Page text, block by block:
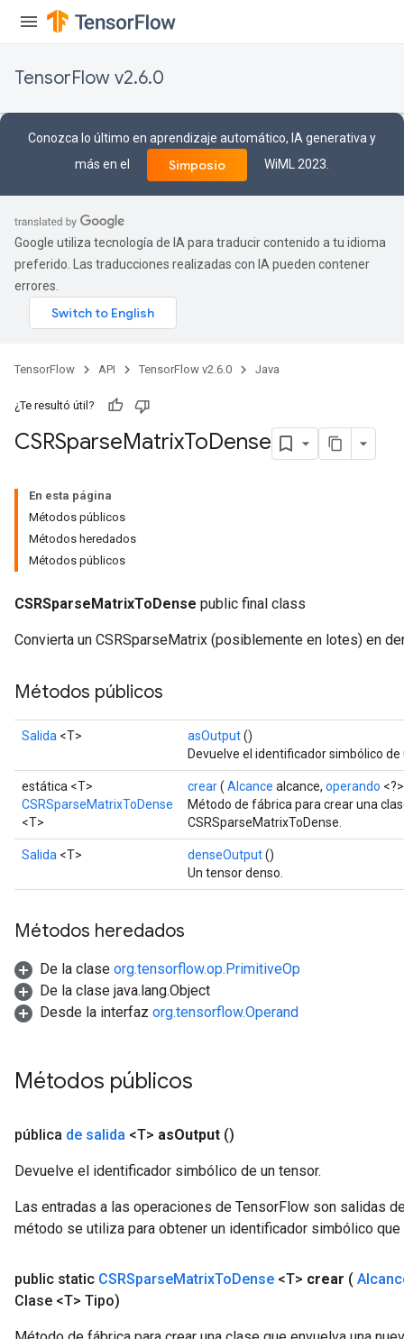
TensorFlow v2.6.0
Conozca lo último en aprendizaje automático, IA generativa y
más en el
Simposio WiML 2023.
Google utiliza tecnología de IA para traducir contenido a tu idioma
preferido. Las traducciones realizadas con IA pueden contener
errores.
TensorFlow API TensorFlow v2.6.0 Java
¿Te resultó útil?
CSRSparseMatrixToDense
En esta página
Métodos públicos
Métodos heredados
Métodos públicos
CSRSparseMatrixToDense public final class
Convierta un CSRSparseMatrix (posiblemente en lotes) en
Métodos públicos
Salida <T> asOutput()
Devuelve el identificador simbólico de
estática <T>
CSRSparseMatrixToDense
<T>
crear( Alcance alcance, operando
Método de fábrica para crear una
CSRSparseMatrixToDense.
Salida <T> denseOutput()
Un tensor denso.
Métodos heredados
De la clase org.tensorflow.op.PrimitiveOp
De la clase java.lang.Object
Desde la interfaz org.tensorflow.Operand
Métodos públicos
pública de salida <T> asOutput ()
Devuelve el identificador simbólico de un tensor.
Las entradas a las operaciones de TensorFlow son salidas
método se utiliza para obtener un identificador simbólico
public static CSRSparseMatrixToDense <T> crear (
Clase <T> Tipo)